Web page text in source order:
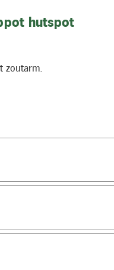
hutspot
zoutarm.